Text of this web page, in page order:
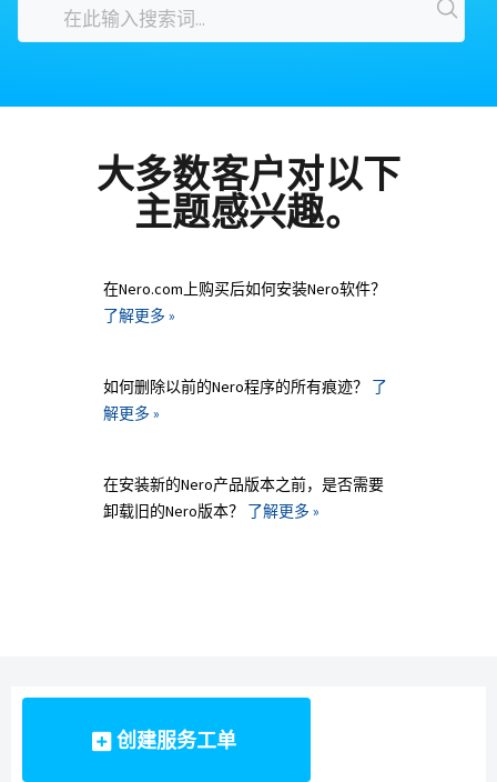
大多数客户对以下
主题感兴趣。
在Nero.com上购买后如何安装Nero软件？
了解更多 »
如何删除以前的Nero程序的所有痕迹？
了
解更多 »
在安装新的Nero产品版本之前，是否需要
卸载旧的Nero版本？
了解更多 »
创建服务工单